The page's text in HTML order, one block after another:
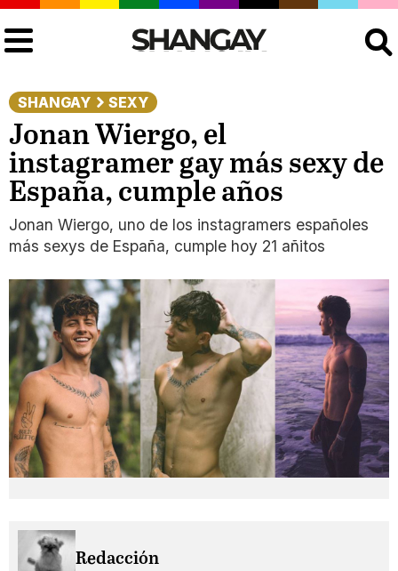
SHANGAY SEXY
Jonan Wiergo, el
instagramer gay más sexy de
España, cumple años
Jonan Wiergo, uno de los instagramers españoles
más sexys de España, cumple hoy 21 añitos
Redacción